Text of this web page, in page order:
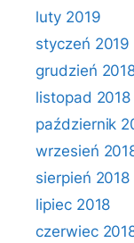
luty 2019
styczeń 2019
grudzień
listopad 2018
październik
wrzesień
sierpień 2018
lipiec 2018
czerwiec